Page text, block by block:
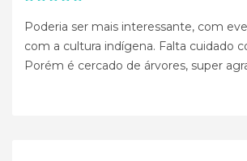
Poderia ser mais interessante, com
com a cultura indígena. Falta cuidado
Porém é cercado de árvores, super